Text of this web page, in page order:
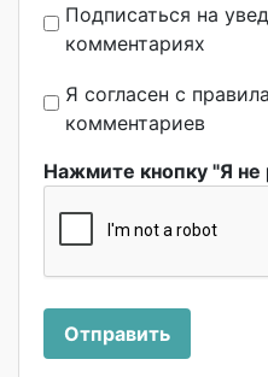
Подписаться на
комментариях
Я согласен с
комментариев
Нажмите кнопку "Я не
Отправить